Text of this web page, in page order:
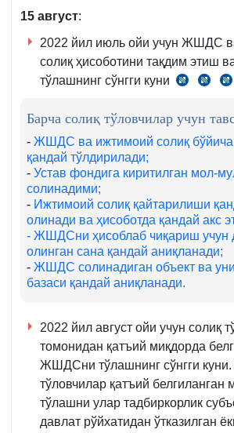
15 август:
2022 йил июль ойи учун ЖШДС
солиқ ҳисоботини тақдим этиш
тўлашнинг сўнгги куни
СК
м.
1-
2-
СК
м.
м.
4-
қ.
Барча солиқ тўловчилар учун
- ЖШДС ва ижтимоий солиқ бўйича
қандай тўлдирилади;
- Устав фондига киритилган мол-
солинадими;
- Ижтимоий солиқ қайтарилиши
олинади ва ҳисоботда қандай акс
- ЖШДСни ҳисоблаб чиқариш учун
олинган сана қандай аниқланади;
- ЖШДС солинадиган объект ва
базаси қандай аниқланади.
2022 йил август ойи учун солиқ
томонидан қатъий миқдорда
ЖШДСни тўлашнинг сўнгги
тўловчилар қатъий
тўлашни улар тадбиркорлик
давлат рўйхатидан ўтказилган